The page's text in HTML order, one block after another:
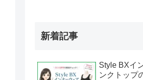
新着記事
Style BXイ
ンクトップ